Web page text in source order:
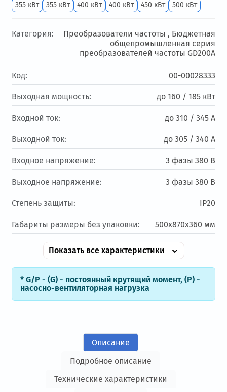
355 кВт
355 кВт 400 кВт 400 кВт 450 кВт 500 кВт
Категория: Преобразователи частоты , Бюджетная
общепромышленная серия
преобразователей частоты GD200А
Код: 00-00028333
Выходная мощность: до 160 / 185 кВт
Входной ток: до 310 / 345 А
Выходной ток: до 305 / 340 А
Входное напряжение: 3 фазы 380 В
Выходное напряжение: 3 фазы 380 В
Степень защиты: IP20
Габариты размеры без упаковки: 500х870х360 мм
Показать все характеристики
* G/P - (G) - постоянный крутящий момент, (Р) -
насосно-вентиляторная нагрузка
Описание
Подробное описание
Технические характеристики